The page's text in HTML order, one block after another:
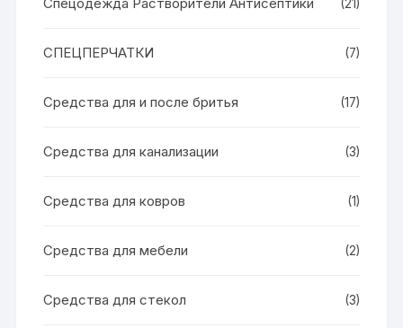
(21)
СПЕЦПЕРЧАТКИ (7)
Средства для и после бритья (17)
Средства для канализации (3)
Средства для ковров (1)
Средства для мебели (2)
Средства для стекол (3)